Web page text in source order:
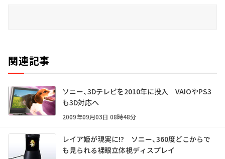
関連記事
ソニー、3Dテレビを2010年に投入 VAIOやPS3
も3D対応へ
2009年09月03日 08時48分
レイア姫が現実に!? ソニー、360度どこからで
も見られる裸眼立体視ディスプレイ